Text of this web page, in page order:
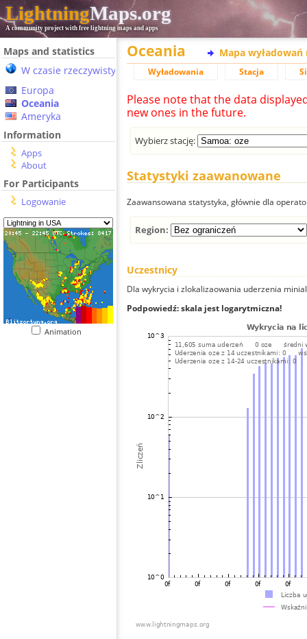
LightningMaps.org
A community project with free lightning maps and apps
Maps and statistics
W czasie rzeczywistym
Europa
Oceania
Ameryka
Information
Apps
About
For Participants
Logowanie
Animation
Oceania Mapa wyładowań
Wyładowania Stacja
Please note that the data
new ones in the future.
Wybierz stację:
Statystyki zaawanowane
Zaawansowana statystyka, głównie dla
Region:
Uczestnicy
Dla wykrycia i zlokalizaowania uderzenia
Podpowiedź: skala jest logarytmiczna!